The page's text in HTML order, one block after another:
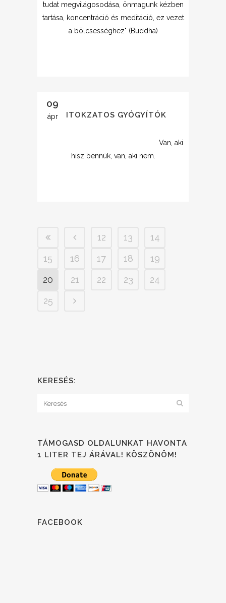
tudat megvilágosodása, önmagunk kézben
tartása, koncentráció és meditáció, ez vezet
a bölcsességhez" (Buddha)
09
ápr TITOKZATOS GYÓGYÍTÓK
Van, aki
hisz bennük, van, aki nem.
12 13
14
15
16 17 18
19
20
21 22 23
24
25
KERESÉS:
TÁMOGASD OLDALUNKAT HAVONTA
1 LITER TEJ ÁRÁVAL! KÖSZÖNÖM!
FACEBOOK